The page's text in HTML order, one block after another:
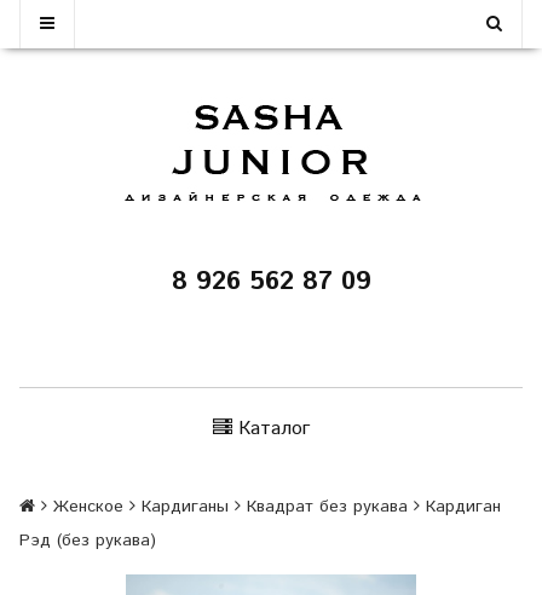
8 926 562 87 09
Каталог
Женское Кардиганы Квадрат без рукава
Кардиган
Рэд (без рукава)